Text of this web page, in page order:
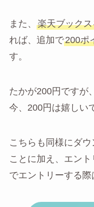
また、 楽天ブック
れば、追加で200ポ
す。
たかが200円ですが
今、200円は嬉しい
こちらも同様にダ
ことに加え、エン
でエントリーする際